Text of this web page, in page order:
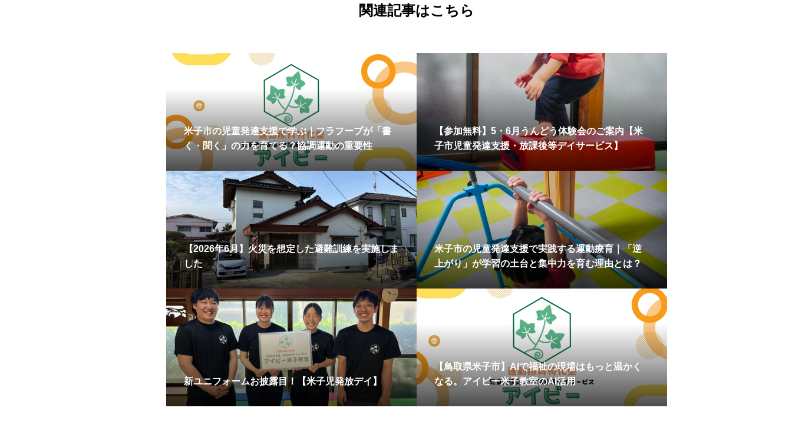
関連記事はこちら
米子市の児童発達支援で学ぶ｜フラフープが「書
く・聞く」の力を育てる？協調運動の重要性
【参加無料】5・6月うんどう体験会のご案内【米
子市児童発達支援・放課後等デイサービス】
【2026年6月】火災を想定した避難訓練を実施しま
した
米子市の児童発達支援で実践する運動療育｜「逆
上がり」が学習の土台と集中力を育む理由とは？
新ユニフォームお披露目！【米子児発放デイ】
【鳥取県米子市】AIで福祉の現場はもっと温かく
なる。アイビー米子教室のAI活用